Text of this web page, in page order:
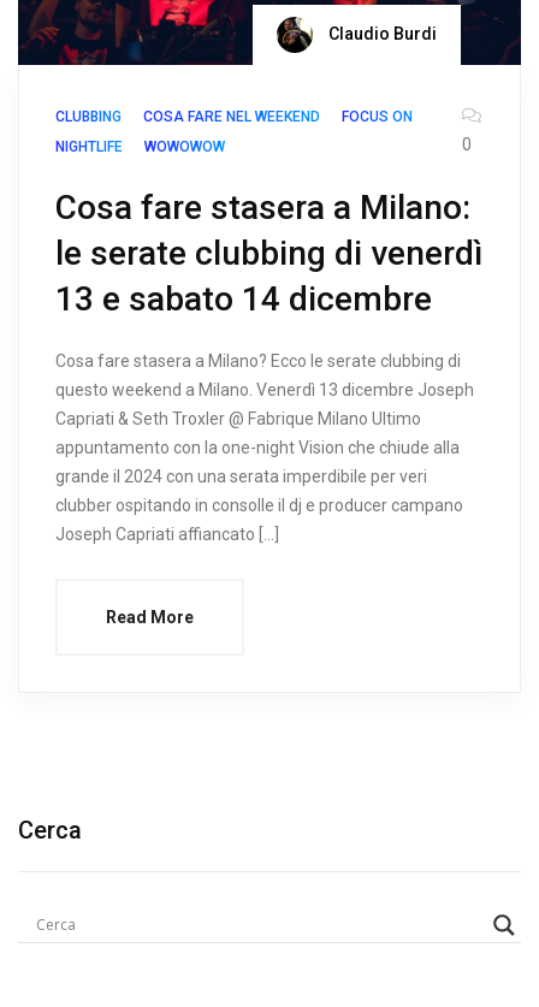
Claudio Burdi
CLUBBING COSA FARE NEL WEEKEND
FOCUS ON
NIGHTLIFE
WOWOWOW 0
Cosa fare stasera a Milano:
le serate clubbing di venerdì
13 e sabato 14 dicembre
Cosa fare stasera a Milano? Ecco le serate clubbing di
questo weekend a Milano. Venerdì 13 dicembre Joseph
Capriati & Seth Troxler @ Fabrique Milano Ultimo
appuntamento con la one-night Vision che chiude alla
grande il 2024 con una serata imperdibile per veri
clubber ospitando in consolle il dj e producer campano
Joseph Capriati affiancato […]
Read More
Cerca